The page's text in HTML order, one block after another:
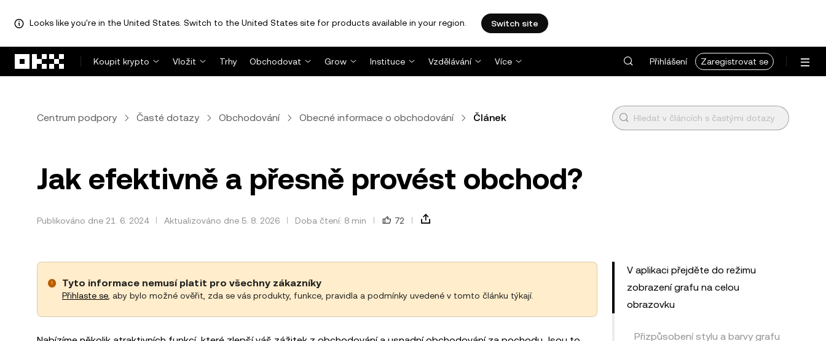
Looks like you're in the United States. Switch to the United States site for products available in your region. Switch site
Koupit krypto
Vložit Trhy Obchodovat Grow Instituce Vzdělávání Více Přihlášení Zaregistrovat se
Centrum podpory Časté dotazy Obchodování Obecné informace o obchodování Článek
Jak efektivně a přesně provést obchod?
Publikováno dne 21. 6. 2024 Aktualizováno dne 5. 8. 2026 Doba čtení: 8 min 72
Tyto informace nemusí platit pro všechny zákazníky
Přihlaste se , aby bylo možné ověřit, zda se vás produkty, funkce, pravidla a podmínky uvedené v tomto článku týkají.
V aplikaci přejděte do režimu
zobrazení grafu na celou
obrazovku
Přizpůsobení stylu a barvy grafu